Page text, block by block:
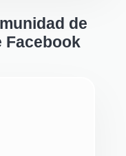
de
Facebook